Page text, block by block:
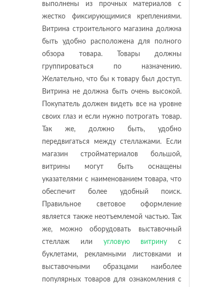
выполнены из прочных материалов с
жестко фиксирующимися креплениями.
Витрина строительного магазина должна
быть удобно расположена для полного
обзора товара. Товары должны
группироваться по назначению.
Желательно, что бы к товару был доступ.
Витрина не должна быть очень высокой.
Покупатель должен видеть все на уровне
своих глаз и если нужно потрогать товар.
Так же, должно быть, удобно
передвигаться между стеллажами. Если
магазин стройматериалов большой,
витрины могут быть оснащены
указателями с наименованием товара, что
обеспечит более удобный поиск.
Правильное световое оформление
является также неотъемлемой частью. Так
же, можно оборудовать выставочный
стеллаж или угловую витрину с
буклетами, рекламными листовками и
выставочными образцами наиболее
популярных товаров для ознакомления с